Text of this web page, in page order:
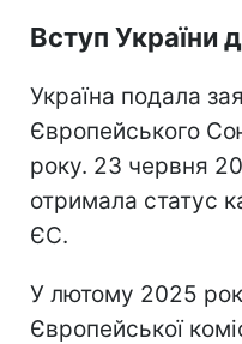
Вступ України
Україна подала
Європейського
року. 23 червня
отримала статус
ЄС.
У лютому 2025
Європейської